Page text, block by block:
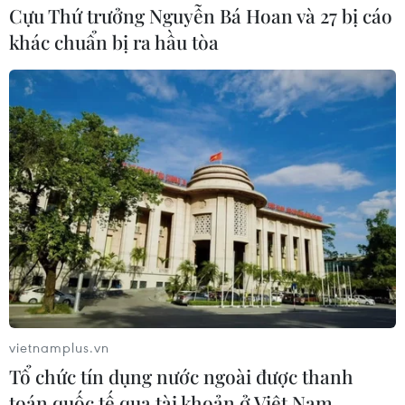
Indonesia áp dụng nhiều biện pháp mạnh
để đối phó dịch với COVID-19
12/03/2020 12:50
Trước bối cảnh dịch viêm đường hô hấp cấp COVID-19
lây lan mạnh mẽ, Chính phủ Indonesia đã triển khai áp
dụng nhiều biện pháp mạnh mẽ và cứng rắn nhằm bảo
vệ người dân và nền kinh tế của đất nước.
Cựu Thứ trưởng Nguyễn Bá Hoan và 27 bị cáo
khác chuẩn bị ra hầu tòa
vietnamplus.vn
Tổ chức tín dụng nước ngoài được thanh